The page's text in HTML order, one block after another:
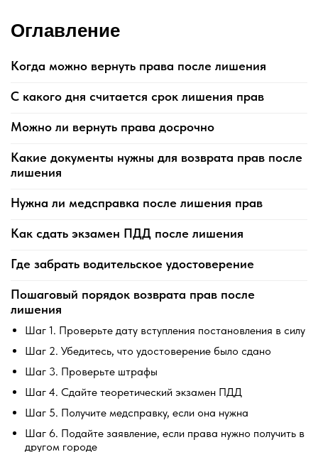
Оглавление
Когда можно вернуть права после лишения
С какого дня считается срок лишения прав
Можно ли вернуть права досрочно
Какие документы нужны для возврата прав после
лишения
Нужна ли медсправка после лишения прав
Как сдать экзамен ПДД после лишения
Где забрать водительское удостоверение
Пошаговый порядок возврата прав после
лишения
Шаг 1. Проверьте дату вступления постановления в силу
Шаг 2. Убедитесь, что удостоверение было сдано
Шаг 3. Проверьте штрафы
Шаг 4. Сдайте теоретический экзамен ПДД
Шаг 5. Получите медсправку, если она нужна
Шаг 6. Подайте заявление, если права нужно получить в
другом городе